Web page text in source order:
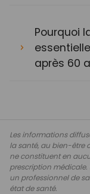
Pourquoi
après 60
Les informations
la santé, au bien-être
ne constituent en
prescription
un professionnel de
état de santé.